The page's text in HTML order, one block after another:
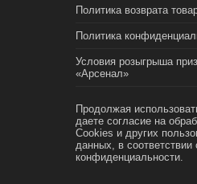
Политика возврата
Политика
Условия розыгрыша
«Арсенал»
Продолжая
даете согласие на
Cookies и других
данных, в соответствии
конфиденциальности.